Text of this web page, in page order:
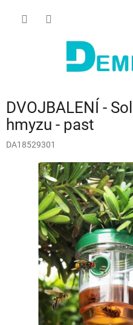
DVOJBALENÍ -
hmyzu - past
DA18529301